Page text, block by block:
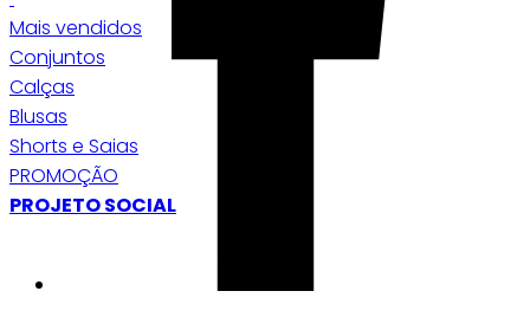
Mais vendidos
Conjuntos
Calças
Blusas
Shorts e Saias
PROMOÇÃO
PROJETO SOCIAL